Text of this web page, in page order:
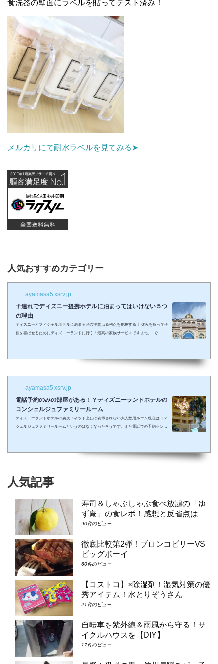
食洗器の壁面にラベルを貼ってテスト済み！
メルカリにて耐水ラベルを見てみる➤
人気おすすめカテゴリー
ayamasa5.xsrv.jp
子連れでディズニー提携ホテルに泊まってはいけない５つ
の理由
ディズニーオフィシャルホテルに泊まる時の注意点＆利点を把握する！ 休みを取って子
供を喜ばせるためにディズニーランドに行く！最高の家族サービスですよね。 で
ラした夢の国を可愛い我が子に見せたかったのに・・・。 そんな時、「ディズニーラ...
ayamasa5.xsrv.jp
電話予約のみの部屋がある！？ディズニーランドホテルの
コンシェルジュファミリールーム
ディズニーランドホテルの裏技！ネット上には表示されない大人数用ルーム現在はコン
シェルジュファミリールームというのはなくなったそうです。また電話での予約センタ
ュ・スーペリアルーム（パークビュー）（7-8階）④コンシェルジュ・デラックスルー
人気記事
寿司＆しゃぶしゃぶ食べ放題の「ゆ
ず庵」の食レポ！感想と反省点は
90件のビュー
徹底比較第2弾！ブロンコビリーVS
ビッグボーイ
60件のビュー
【コストコ】×除湿剤！湿気対策の優
秀アイテム！水とりぞうさん
21件のビュー
自転車を紫外線＆雨風から守る！サ
イクルハウスを【DIY】
17件のビュー